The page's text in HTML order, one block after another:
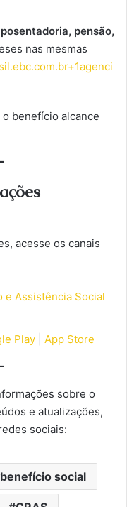
pensão,
nas mesmas
agenci
benefício alcance
acesse os canais
Assistência Social
Play
App Store
sobre o
e atualizações,
sociais:
benefício social